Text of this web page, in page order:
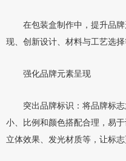
在包装盒制作中，提升品
现、创新设计、材料与工艺选
强化品牌元素呈现
突出品牌标识：将品牌标
小、比例和颜色搭配合理，易
立体效果、发光材质等，让标志